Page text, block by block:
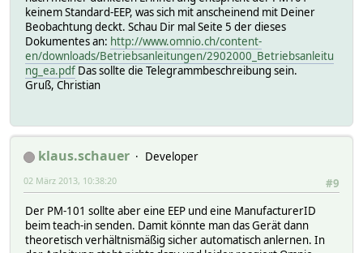
keinem Standard-EEP, was sich mit anscheinend mit Deiner
Beobachtung deckt. Schau Dir mal Seite 5 der dieses
Dokumentes an: http://www.omnio.ch/content-
en/downloads/Betriebsanleitungen/2902000_Betriebsanleitu
ng_ea.pdf Das sollte die Telegrammbeschreibung sein.
Gruß, Christian
klaus.schauer
Developer
#9
02 März 2013, 10:38:20
Der PM-101 sollte aber eine EEP und eine ManufacturerID
beim teach-in senden. Damit könnte man das Gerät dann
theoretisch verhältnismäßig sicher automatisch anlernen. In